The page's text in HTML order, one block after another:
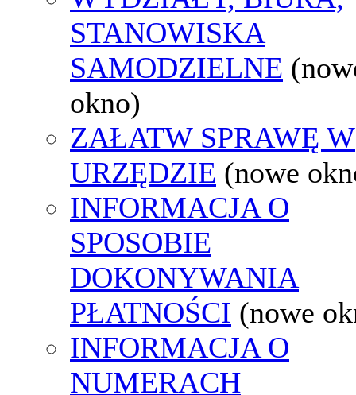
STANOWISKA
SAMODZIELNE
okno)
ZAŁATW SPRAWĘ W
URZĘDZIE (nowe
INFORMACJA O
SPOSOBIE
DOKONYWANIA
PŁATNOŚCI (nowe
INFORMACJA O
NUMERACH